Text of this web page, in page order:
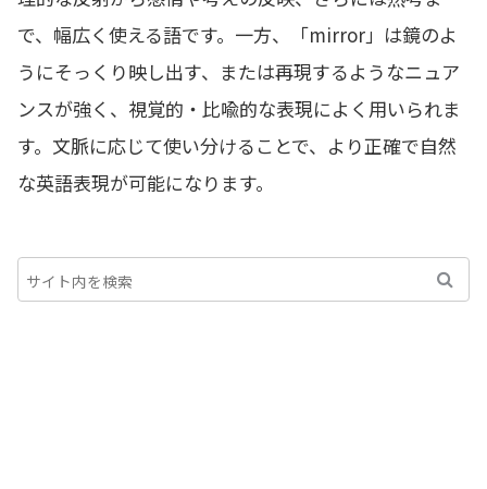
で、幅広く使える語です。一方、「mirror」は鏡のよ
うにそっくり映し出す、または再現するようなニュア
ンスが強く、視覚的・比喩的な表現によく用いられま
す。文脈に応じて使い分けることで、より正確で自然
な英語表現が可能になります。